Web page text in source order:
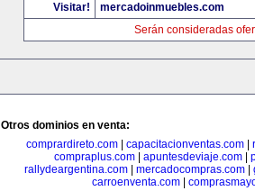
Visitar!
mercadoinmuebles.com
Serán consideradas
Otros dominios en venta:
comprardireto.com| capacitacionventas.com|
compraplus.com| apuntesdeviaje.com|
rallydeargentina.com
mercadocompras.com
carroenventa.com|